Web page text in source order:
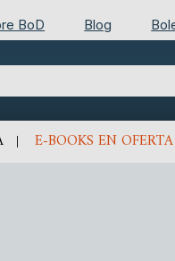
BoD Blog
E-BOOKS EN